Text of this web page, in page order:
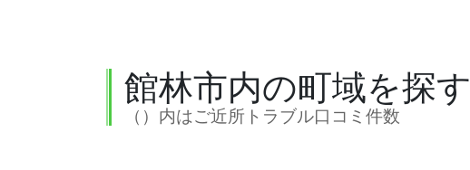
館林市内の町域を探す
（）内はご近所トラブル口コミ件数